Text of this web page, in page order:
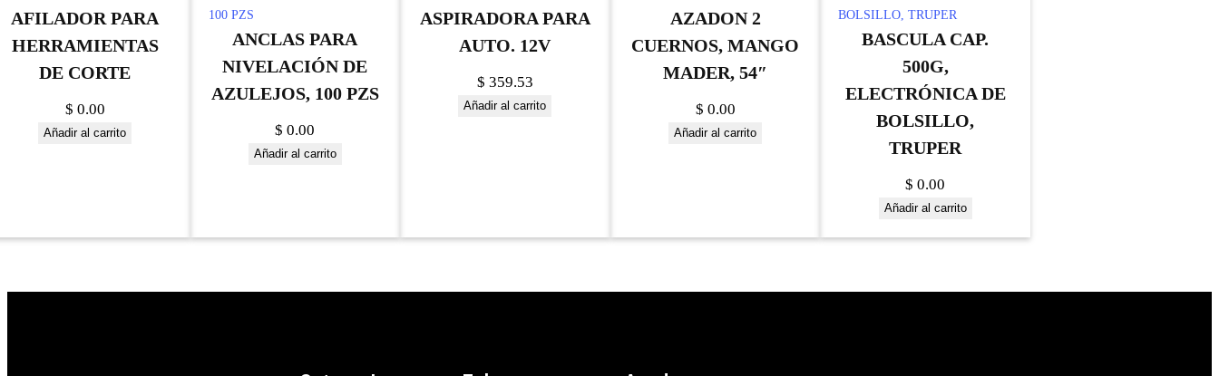
AFILADOR PARA
HERRAMIENTAS
DE CORTE
$ 0.00
Añadir al carrito
ANCLAS PARA
NIVELACIÓN DE
AZULEJOS, 100 PZS
$ 0.00
Añadir al carrito
ASPIRADORA PARA
AUTO. 12V
$ 359.53
Añadir al carrito
AZADON 2
CUERNOS, MANGO
MADER, 54″
$ 0.00
Añadir al carrito
BASCULA CAP.
500G,
ELECTRÓNICA DE
BOLSILLO,
TRUPER
$ 0.00
Añadir al carrito